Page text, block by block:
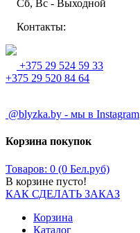
Сб, Вс - Выходной
Контакты:
+375 29 524 59 33
+375 29 520 84 64
@blyzka.by - мы в Instagram
Корзина покупок
Товаров: 0 (0 Бел.руб)
В корзине пусто!
КАК СДЕЛАТЬ ЗАКАЗ
Корзина
Каталог